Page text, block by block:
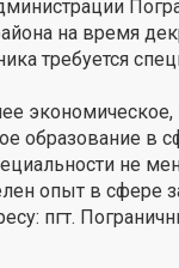
на время
требуется
образование в
не
опыт в сфере
пгт.